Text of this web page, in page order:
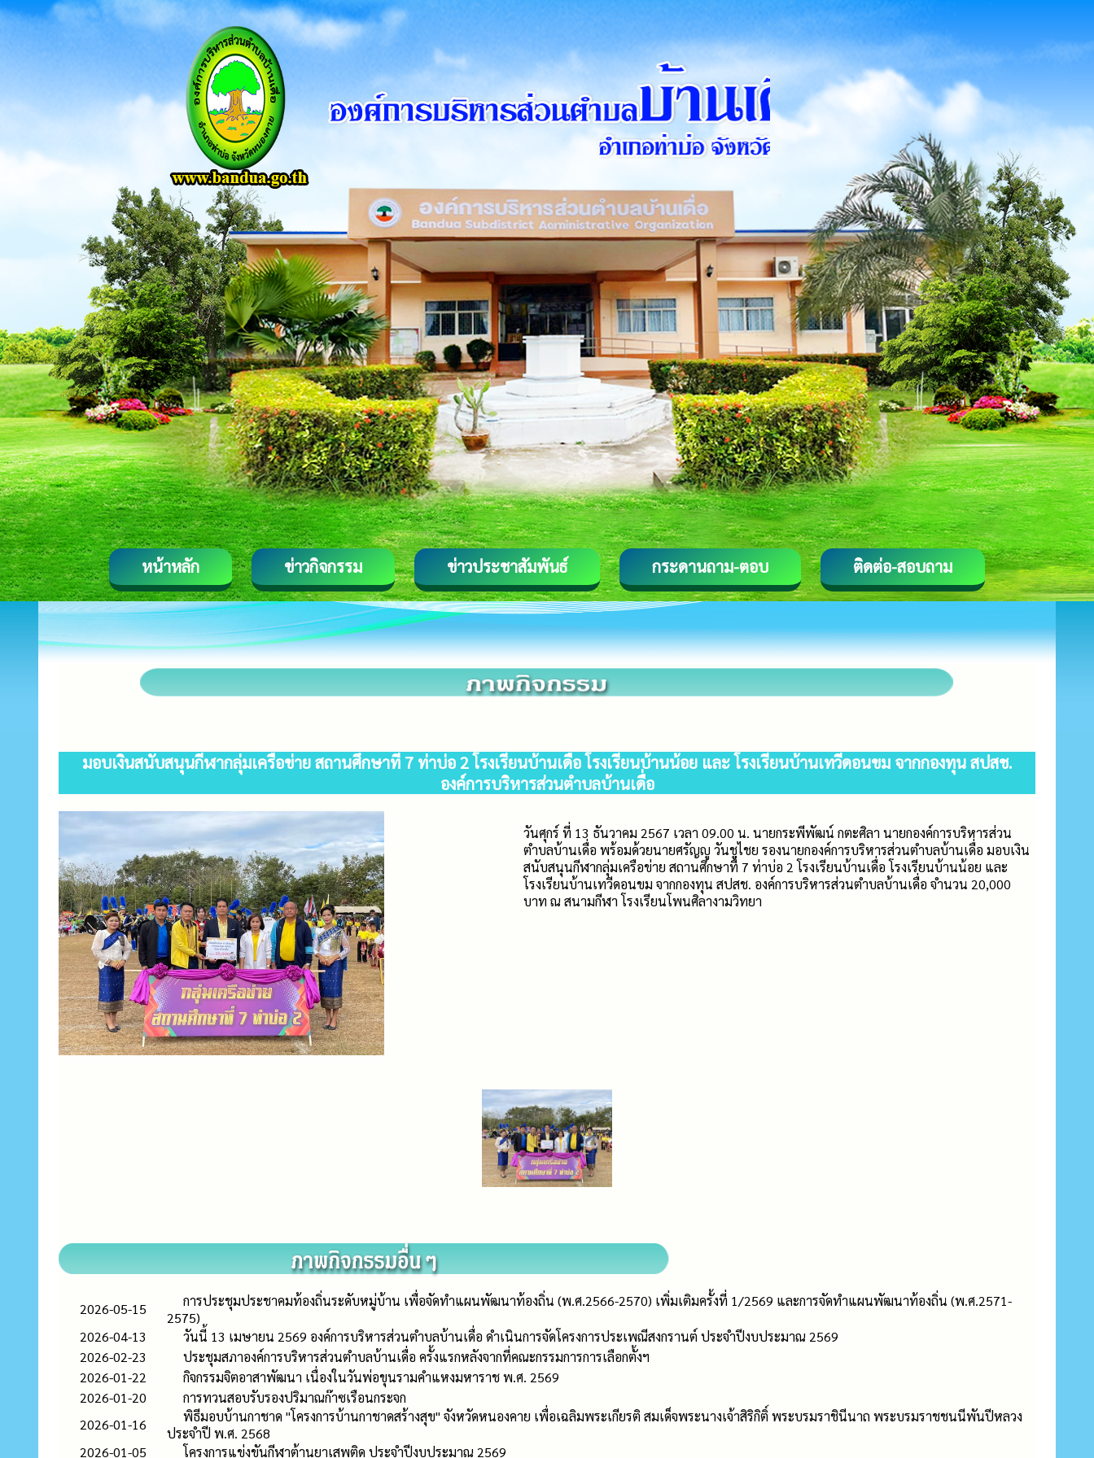
หน้าหลัก ข่าวกิจกรรม ข่าวประชาสัมพันธ์ กระดานถาม-ตอบ ติดต่อ-สอบถาม
มอบเงินสนับสนุนกีฬากลุ่มเครือข่าย สถานศึกษาที่ 7 ท่าบ่อ 2 โรงเรียนบ้านเดื่อ โรงเรียนบ้านน้อย และ โรงเรียนบ้านเทวีดอนขม จากกองทุน สปสช.
องค์การบริหารส่วนตำบลบ้านเดื่อ
วันศุกร์ ที่ 13 ธันวาคม 2567 เวลา 09.00 น. นายกระพีพัฒน์ กตะศิลา นายกองค์การบริหารส่วน
ตำบลบ้านเดื่อ พร้อมด้วยนายศรัญญู วันชูไชย รองนายกองค์การบริหารส่วนตำบลบ้านเดื่อ มอบเงิน
สนับสนุนกีฬากลุ่มเครือข่าย สถานศึกษาที่ 7 ท่าบ่อ 2 โรงเรียนบ้านเดื่อ โรงเรียนบ้านน้อย และ
โรงเรียนบ้านเทวีดอนขม จากกองทุน สปสช. องค์การบริหารส่วนตำบลบ้านเดื่อ จำนวน 20,000
บาท ณ สนามกีฬา โรงเรียนโพนศิลางามวิทยา
2026-05-15
การประชุมประชาคมท้องถิ่นระดับหมู่บ้าน เพื่อจัดทำแผนพัฒนาท้องถิ่น (พ.ศ.2566-2570) เพิ่มเติมครั้งที่ 1/2569 และการจัดทำแผนพัฒนาท้องถิ่น (พ.ศ.2571-
2575)
2026-04-13
วันนี้ 13 เมษายน 2569 องค์การบริหารส่วนตำบลบ้านเดื่อ ดำเนินการจัดโครงการประเพณีสงกรานต์ ประจำปีงบประมาณ 2569
2026-02-23
ประชุมสภาองค์การบริหารส่วนตำบลบ้านเดื่อ ครั้งแรกหลังจากที่คณะกรรมการการเลือกตั้งฯ
2026-01-22
กิจกรรมจิตอาสาพัฒนา เนื่องในวันพ่อขุนรามคำแหงมหาราช พ.ศ. 2569
2026-01-20
การทวนสอบรับรองปริมาณก๊าซเรือนกระจก
2026-01-16
พิธีมอบบ้านกาชาด "โครงการบ้านกาชาดสร้างสุข" จังหวัดหนองคาย เพื่อเฉลิมพระเกียรติ สมเด็จพระนางเจ้าสิริกิติ์ พระบรมราชินีนาถ พระบรมราชชนนีพันปีหลวง
ประจำปี พ.ศ. 2568
2026-01-05
โครงการแข่งขันกีฬาต้านยาเสพติด ประจำปีงบประมาณ 2569